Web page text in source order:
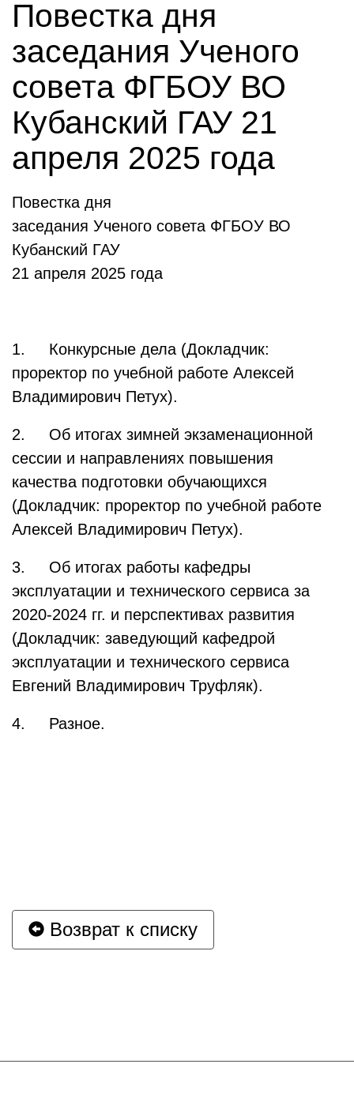
Повестка дня
заседания Ученого
совета ФГБОУ ВО
Кубанский ГАУ 21
апреля 2025 года
Повестка дня
заседания Ученого совета ФГБОУ ВО
Кубанский ГАУ
21 апреля 2025 года
1. Конкурсные дела (Докладчик:
проректор по учебной работе Алексей
Владимирович Петух).
2. Об итогах зимней экзаменационной
сессии и направлениях повышения
качества подготовки обучающихся
(Докладчик: проректор по учебной работе
Алексей Владимирович Петух).
3. Об итогах работы кафедры
эксплуатации и технического сервиса за
2020-2024 гг. и перспективах развития
(Докладчик: заведующий кафедрой
эксплуатации и технического сервиса
Евгений Владимирович Труфляк).
4. Разное.
Возврат к списку